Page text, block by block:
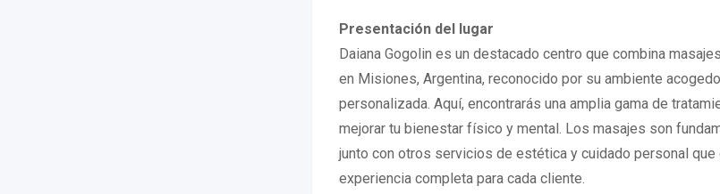
Presentación del lugar
Daiana Gogolin es un destacado centro que combina
en Misiones, Argentina, reconocido por su ambiente
personalizada. Aquí, encontrarás una amplia gama de
mejorar tu bienestar físico y mental. Los masajes son
junto con otros servicios de estética y cuidado personal que
experiencia completa para cada cliente.